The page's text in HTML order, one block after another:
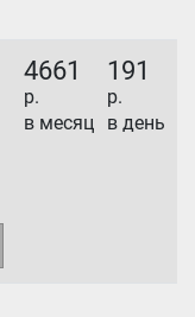
4661
р.
в месяц
191
р.
в день